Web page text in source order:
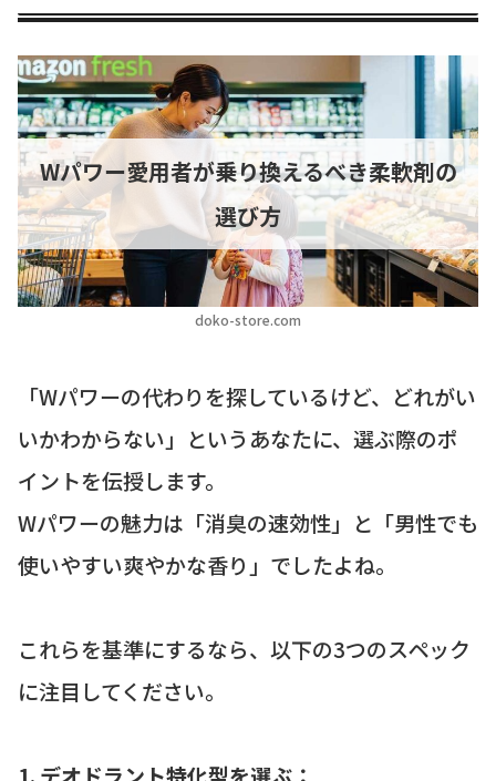
doko-store.com
Wパワー愛用者が乗り換えるべき柔軟剤の
選び方
「Wパワーの代わりを探しているけど、どれがい
いかわからない」というあなたに、選ぶ際のポ
イントを伝授します。
Wパワーの魅力は「消臭の速効性」と「男性でも
使いやすい爽やかな香り」でしたよね。
これらを基準にするなら、以下の3つのスペック
に注目してください。
1. デオドラント特化型を選ぶ：